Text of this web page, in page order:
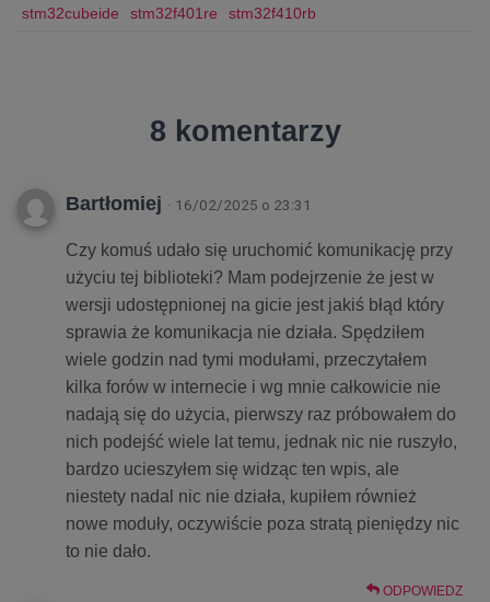
stm32cubeide stm32f401re stm32f410rb
8 komentarzy
Bartłomiej · 16/02/2025 o 23:31
Czy komuś udało się uruchomić komunikację przy
użyciu tej biblioteki? Mam podejrzenie że jest w
wersji udostępnionej na gicie jest jakiś błąd który
sprawia że komunikacja nie działa. Spędziłem
wiele godzin nad tymi modułami, przeczytałem
kilka forów w internecie i wg mnie całkowicie nie
nadają się do użycia, pierwszy raz próbowałem do
nich podejść wiele lat temu, jednak nic nie ruszyło,
bardzo ucieszyłem się widząc ten wpis, ale
niestety nadal nic nie działa, kupiłem również
nowe moduły, oczywiście poza stratą pieniędzy nic
to nie dało.
ODPOWIEDZ